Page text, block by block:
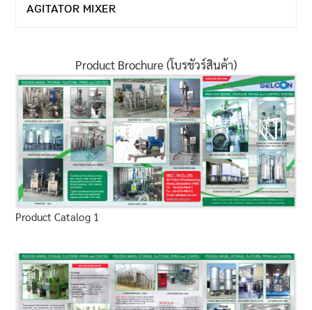
AGITATOR MIXER
Product Brochure (โบรชัวร์สินค้า)
Product Catalog 1